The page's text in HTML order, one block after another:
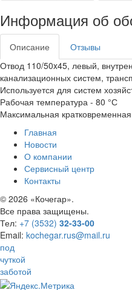
Информация об
Описание
Отзывы
Отвод 110/50x45, левый,
канализационных систем,
Используется для систем
Рабочая температура - 80 °С
Максимальная
Главная
Новости
О компании
Сервисный центр
Контакты
© 2026 «Кочегар».
Все права защищены.
Тел: +7 (3532) 32-33-00
Email: kochegar.rus@mail.ru
под
чуткой
заботой